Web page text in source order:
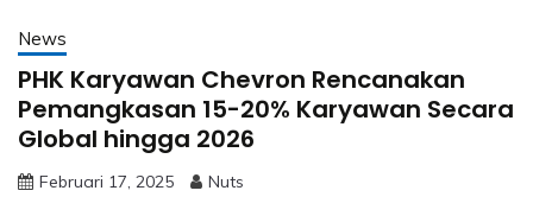
News
PHK Karyawan Chevron Rencanakan
Pemangkasan 15-20% Karyawan Secara
Global hingga 2026
Februari 17, 2025 Nuts